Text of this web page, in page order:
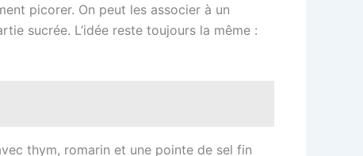
picorer. On peut les associer à un
sucrée. L’idée reste toujours la même :
thym, romarin et une pointe de sel fin